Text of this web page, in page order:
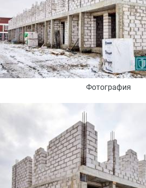
Фотография